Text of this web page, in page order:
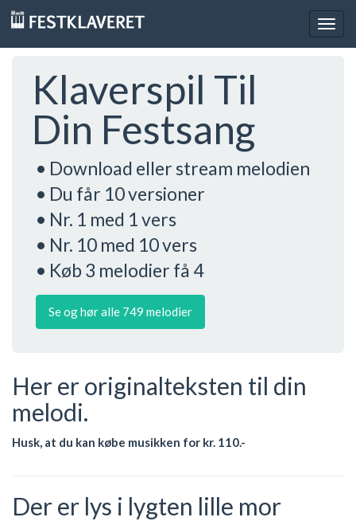
Klaverspil Til
Din Festsang
• Download eller stream melodien
• Du får 10 versioner
• Nr. 1 med 1 vers
• Nr. 10 med 10 vers
• Køb 3 melodier få 4
Se og hør alle 749 melodier
Her er originalteksten til din
melodi.
Husk, at du kan købe musikken for kr. 110.-
Der er lys i lygten lille mor